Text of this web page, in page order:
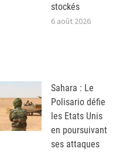
stockés
6 août 2026
Sahara : Le
Polisario défie
les Etats Unis
en poursuivant
ses attaques